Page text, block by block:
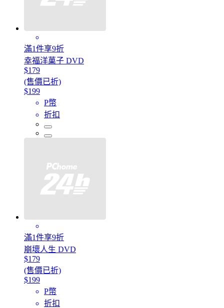
滿1件享9折
幸福洋菓子 DVD
$179
(售價已折)
$199
P幣
折扣
滿1件享9折
崩壞人生 DVD
$179
(售價已折)
$199
P幣
折扣